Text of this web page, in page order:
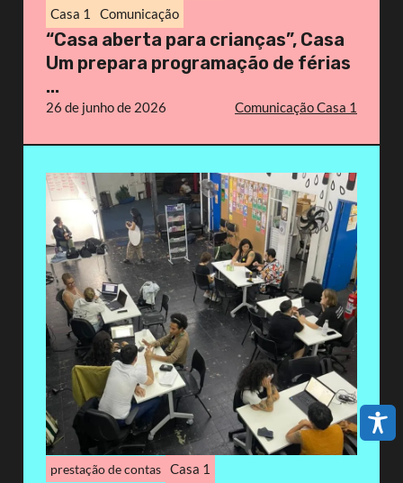
Casa 1 Comunicação
“Casa aberta para crianças”, Casa
Um prepara programação de férias
...
26 de junho de 2026 Comunicação Casa 1
prestação de contas Casa 1